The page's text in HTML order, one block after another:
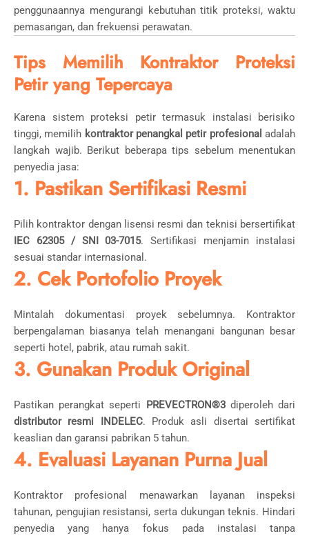
penggunaannya mengurangi kebutuhan titik proteksi, waktu
pemasangan, dan frekuensi perawatan.
Tips Memilih Kontraktor Proteksi
Petir yang Tepercaya
Karena sistem proteksi petir termasuk instalasi berisiko
tinggi, memilih kontraktor penangkal petir profesional adalah
langkah wajib. Berikut beberapa tips sebelum menentukan
penyedia jasa:
1. Pastikan Sertifikasi Resmi
Pilih kontraktor dengan lisensi resmi dan teknisi bersertifikat
IEC 62305 / SNI 03-7015. Sertifikasi menjamin instalasi
sesuai standar internasional.
2. Cek Portofolio Proyek
Mintalah dokumentasi proyek sebelumnya. Kontraktor
berpengalaman biasanya telah menangani bangunan besar
seperti hotel, pabrik, atau rumah sakit.
3. Gunakan Produk Original
Pastikan perangkat seperti PREVECTRON®3diperoleh dari
distributor resmi INDELEC. Produk asli disertai sertifikat
keaslian dan garansi pabrikan 5 tahun.
4. Evaluasi Layanan Purna Jual
Kontraktor profesional menawarkan layanan inspeksi
tahunan, pengujian resistansi, serta dukungan teknis. Hindari
penyedia yang hanya fokus pada instalasi tanpa